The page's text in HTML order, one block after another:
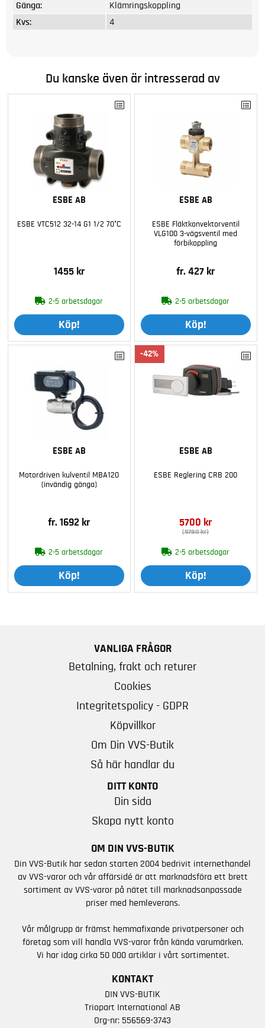
Gänga:
Klämringskoppling
Kvs:
4
Du kanske även är intresserad av
ESBE AB
ESBE VTC512 32-14 G1 1/2 70°C
1455 kr
2-5 arbetsdagar
Köp!
ESBE AB
ESBE Fläktkonvektorventil
VLG100 3-vägsventil med
förbikoppling
fr. 427 kr
2-5 arbetsdagar
Köp!
ESBE AB
Motordriven kulventil MBA120
(invändig gänga)
fr. 1692 kr
2-5 arbetsdagar
Köp!
42
ESBE AB
ESBE Reglering CRB 200
5700 kr
(9780 kr)
2-5 arbetsdagar
Köp!
VANLIGA FRÅGOR
Betalning, frakt och returer
Cookies
Integritetspolicy - GDPR
Köpvillkor
Om Din VVS-Butik
Så här handlar du
DITT KONTO
Din sida
Skapa nytt konto
OM DIN VVS-BUTIK
Din VVS-Butik har sedan starten 2004 bedrivit internethandel
av VVS-varor och vår affärsidé är att marknadsföra ett brett
sortiment av VVS-varor på nätet till marknadsanpassade
priser med hemleverans.
Vår målgrupp är främst hemmafixande privatpersoner och
företag som vill handla VVS-varor från kända varumärken.
Vi har idag cirka 50 000 artiklar i vårt sortimentet.
KONTAKT
DIN VVS-BUTIK
Triopart International AB
Org-nr: 556569-3743